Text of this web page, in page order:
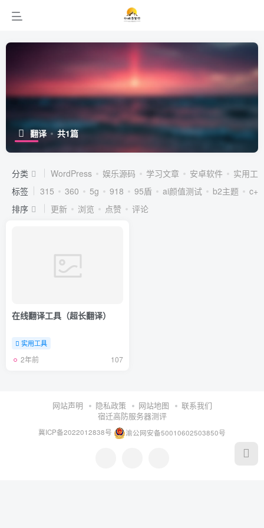
翻译 共1篇
分类 WordPress 娱乐源码 学习文章 安卓软件
实用工
标签
315 360 5g 918 95盾 ai颜值测试 b2主题
c++
排序
更新 浏览 点赞 评论
在线翻译工具（超长翻译）
实用工具
2年前 107
网站声明 隐私政策 网站地图
联系我们
宿迁高防服务器测评
冀ICP备2022012838号 渝公网安备50010602503850号